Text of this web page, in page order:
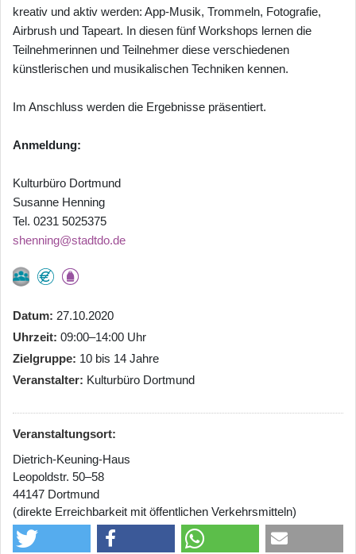
kreativ und aktiv werden: App-Musik, Trommeln, Fotografie,
Airbrush und Tapeart. In diesen fünf Workshops lernen die
Teilnehmerinnen und Teilnehmer diese verschiedenen
künstlerischen und musikalischen Techniken kennen.
Im Anschluss werden die Ergebnisse präsentiert.
Anmeldung:
Kulturbüro Dortmund
Susanne Henning
Tel. 0231 5025375
shenning@stadtdo.de
Datum 27.10.2020
Uhrzeit 09:00–14:00 Uhr
Zielgruppe 10 bis 14 Jahre
Veranstalter Kulturbüro Dortmund
Veranstaltungsort:
Dietrich-Keuning-Haus
Leopoldstr. 50–58
44147 Dortmund
(direkte Erreichbarkeit mit öffentlichen Verkehrsmitteln)